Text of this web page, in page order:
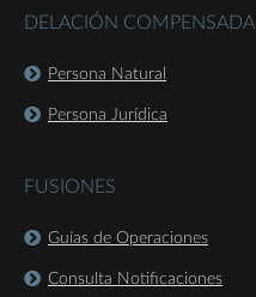
DELACIÓN COMPENSADA
Persona Natural
Persona Jurídica
FUSIONES
Guías de Operaciones
Consulta Notificaciones